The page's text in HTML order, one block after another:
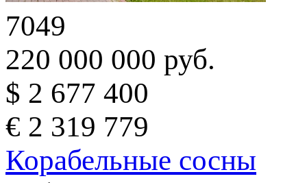
7049
220 000 000 руб.
$ 2 677 400
€ 2 319 779
Корабельные сосны